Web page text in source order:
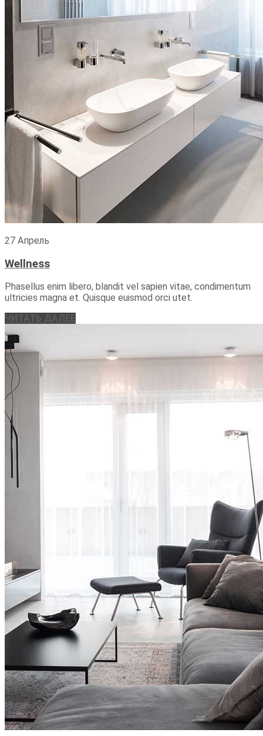
27 Апрель
Wellness
Phasellus enim libero, blandit vel sapien vitae, condimentum
ultricies magna et. Quisque euismod orci utet.
ЧИТАТЬ ДАЛЕЕ